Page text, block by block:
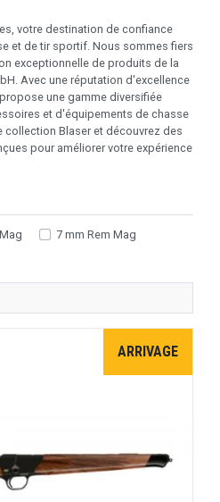
votre destination de confiance
et de tir sportif. Nous sommes fiers
exceptionnelle de produits de la
Avec une réputation d'excellence
une gamme diversifiée
et d'équipements de chasse
Blaser et découvrez des
pour améliorer votre expérience
7 mm Rem Mag
ARRIVAGE